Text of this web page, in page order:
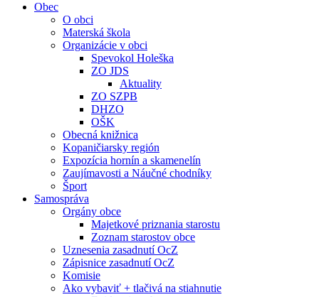
Obec
O obci
Materská škola
Organizácie v obci
Spevokol Holeška
ZO JDS
Aktuality
ZO SZPB
DHZO
OŠK
Obecná knižnica
Kopaničiarsky región
Expozícia hornín a skamenelín
Zaujímavosti a Náučné chodníky
Šport
Samospráva
Orgány obce
Majetkové priznania starostu
Zoznam starostov obce
Uznesenia zasadnutí OcZ
Zápisnice zasadnutí OcZ
Komisie
Ako vybaviť + tlačivá na stiahnutie